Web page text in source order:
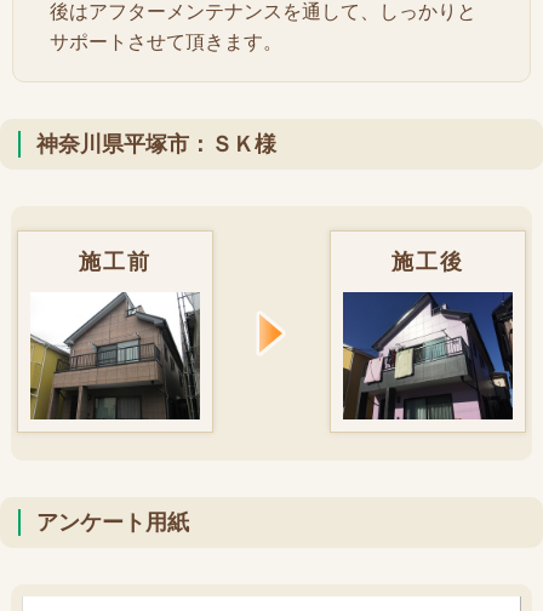
後はアフターメンテナンスを通して、しっかりと
サポートさせて頂きます。
神奈川県平塚市：ＳＫ様
施工前 施工後
アンケート用紙